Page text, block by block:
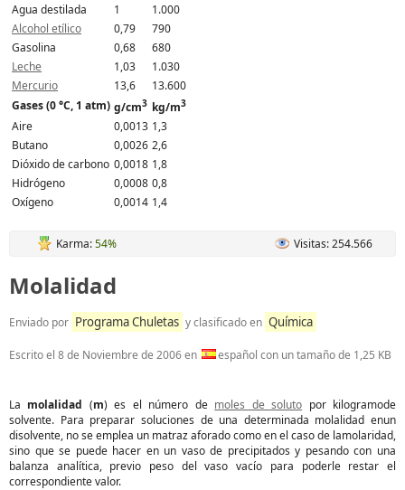
Agua destilada
1
1.000
Alcohol etílico
0,79
790
Gasolina
0,68
680
Leche
1,03
1.030
Mercurio
13,6
13.600
Gases (0 °C, 1 atm) g/cm3 kg/m3
Aire 0,0013 1,3
Butano
0,0026 2,6
Dióxido de carbono 0,0018 1,8
Hidrógeno
0,0008 0,8
Oxígeno
0,0014 1,4
Karma:54% Visitas: 254.566
Molalidad
Enviado por Programa Chuletas y clasificado en Química
Escrito el 8 de Noviembre de 2006en español con un tamaño de 1,25 KB
La molalidad (m) es el número de moles de soluto por kilogramode
solvente. Para preparar soluciones de una determinada molalidad enun
disolvente, no se emplea un matraz aforado como en el caso de lamolaridad,
sino que se puede hacer en un vaso de precipitados y pesando con una
balanza analítica, previo peso del vaso vacío para poderle restar el
correspondiente valor.